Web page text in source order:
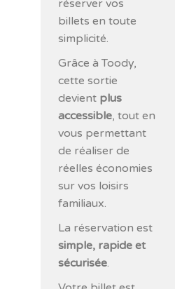
réserver vos
billets en toute
simplicité.
Grâce à Toody,
cette sortie
devient plus
accessible, tout en
vous permettant
de réaliser de
réelles économies
sur vos loisirs
familiaux.
La réservation est
simple, rapide et
sécurisée.